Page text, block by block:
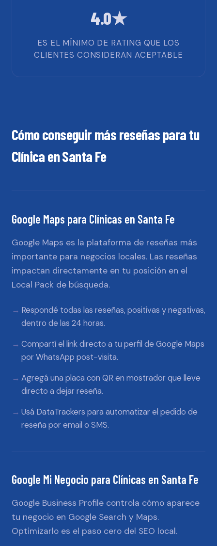
4.0★
ES EL MÍNIMO DE RATING QUE LOS
CLIENTES CONSIDERAN ACEPTABLE
Cómo conseguir más reseñas para tu
ClínicaenSanta Fe
Google Maps para Clínicas en Santa Fe
Google Maps es la plataforma de reseñas más
importante para negocios locales. Las reseñas
impactan directamente en tu posición en el
Local Pack de búsqueda.
Respondé todas las reseñas, positivas y negativas,
dentro de las 24 horas.
Compartí el link directo a tu perfil de Google Maps
por WhatsApp post-visita.
Agregá una placa con QR en mostrador que lleve
directo a dejar reseña.
Usá DataTrackers para automatizar el pedido de
reseña por email o SMS.
Google Mi Negocio para Clínicas en Santa Fe
Google Business Profile controla cómo aparece
tu negocio en Google Search y Maps.
Optimizarlo es el paso cero del SEO local.